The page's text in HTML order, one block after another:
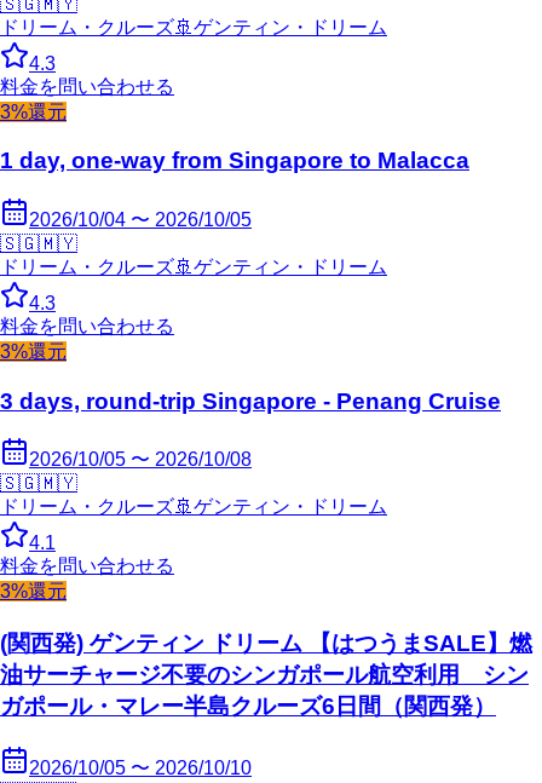
ドリーム・クルーズ🚢 ゲンティン・ドリーム
4.3
料金を問い合わせる
3%還元
1 day, one-way from Singapore to Malacca
2026/10/04 〜 2026/10/05
🇸🇬🇲🇾
ドリーム・クルーズ🚢 ゲンティン・ドリーム
4.3
料金を問い合わせる
3%還元
3 days, round-trip Singapore - Penang Cruise
2026/10/05 〜 2026/10/08
🇸🇬🇲🇾
ドリーム・クルーズ🚢 ゲンティン・ドリーム
4.1
料金を問い合わせる
3%還元
(関西発) ゲンティン ドリーム 【はつうまSALE】燃
油サーチャージ不要のシンガポール航空利用 シン
ガポール・マレー半島クルーズ6日間（関西発）
2026/10/05 〜 2026/10/10